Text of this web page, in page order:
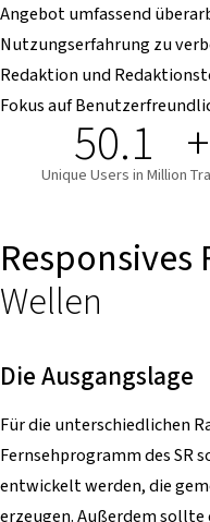
Angebot umfassend
Nutzungserfahrung zu
Redaktion und
Fokus auf
50.1
Unique Users in Million
Responsives
Wellen
Die Ausgangslage
Für die unterschiedlichen
Fernsehprogramm des SR
entwickelt werden, die
erzeugen. Außerdem sollte